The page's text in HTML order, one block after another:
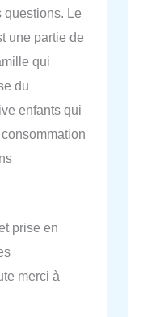
questions. Le
une partie de
qui
du
enfants qui
prise en
merci à